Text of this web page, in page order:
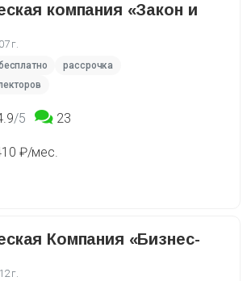
компания «Закон и
г.
рассрочка
/5 23
₽/мес.
Компания «Бизнес-
г.